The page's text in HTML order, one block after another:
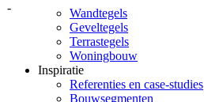
-
Wandtegels
Geveltegels
Terrastegels
Woningbouw
Inspiratie
Referenties en case-studies
Bouwsegmenten